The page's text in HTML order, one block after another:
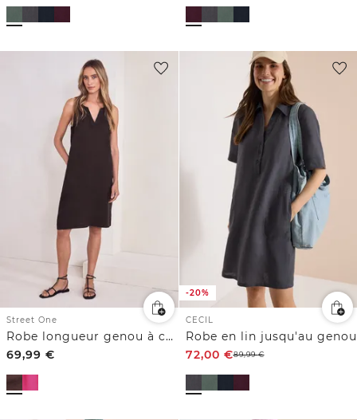
Street One
Robe longueur genou à col fendu en lin
69,99 €
-20%
CECIL
Robe en lin jusqu'au genou
72,00 €89,99€